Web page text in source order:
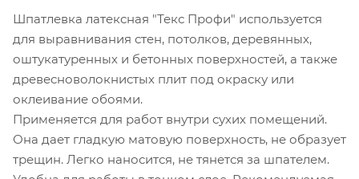
Шпатлевка латексная "Текс Профи" используется
для выравнивания стен, потолков, деревянных,
оштукатуренных и бетонных поверхностей, а также
древесноволокнистых плит под окраску или
оклеивание обоями.
Применяется для работ внутри сухих помещений.
Она дает гладкую матовую поверхность, не образует
трещин. Легко наносится, не тянется за шпателем.